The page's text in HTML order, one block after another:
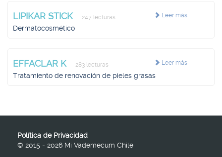
Leer más
LIPIKAR STICK 247 lecturas
Dermatocosmético
Leer más
EFFACLAR K 283 lecturas
Tratamiento de renovación de pieles grasas
Política de Privacidad
© 2015 - 2026 Mi Vademecum Chile